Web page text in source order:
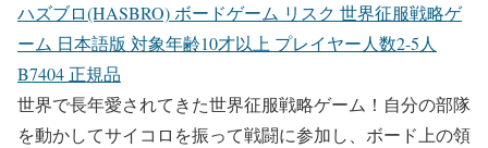
ハズブロ(HASBRO) ボードゲーム リスク 世界征服戦略ゲ
ーム 日本語版 対象年齢10才以上 プレイヤー人数2-5人
B7404 正規品
世界で長年愛されてきた世界征服戦略ゲーム！自分の部隊
を動かしてサイコロを振って戦闘に参加し、ボード上の領